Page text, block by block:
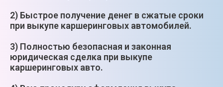
2) Быстрое получение денег в сжатые сроки
при выкупе каршеринговых автомобилей.
3) Полностью безопасная и законная
юридическая сделка при выкупе
каршеринговых авто.